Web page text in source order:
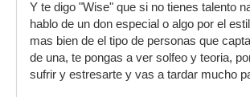
Y te digo "Wise" que si no tienes talento
hablo de un don especial o algo por el
mas bien de el tipo de personas que
de una, te pongas a ver solfeo y teoria,
sufrir y estresarte y vas a tardar mucho